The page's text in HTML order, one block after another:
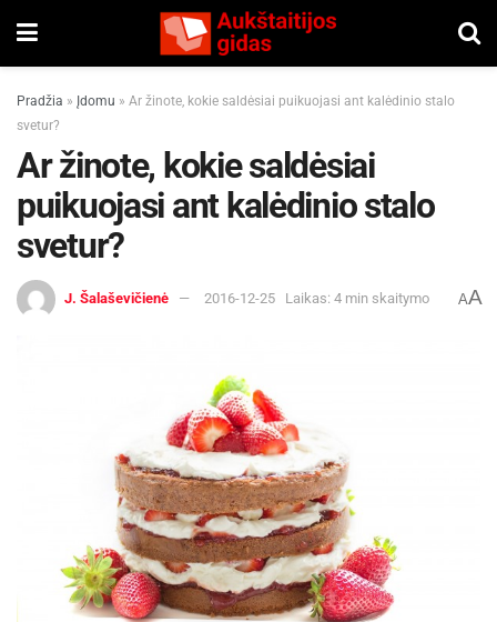
Pradžia » Įdomu » Ar žinote, kokie saldėsiai puikuojasi ant kalėdinio stalo
svetur?
Ar žinote, kokie saldėsiai
puikuojasi ant kalėdinio stalo
svetur?
J. Šalaševičienė 2016-12-25 Laikas: 4 min skaitymo AA